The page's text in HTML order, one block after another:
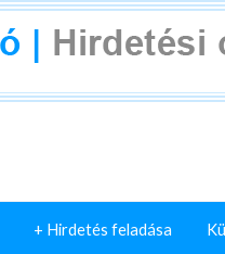
+ Hirdetés feladása